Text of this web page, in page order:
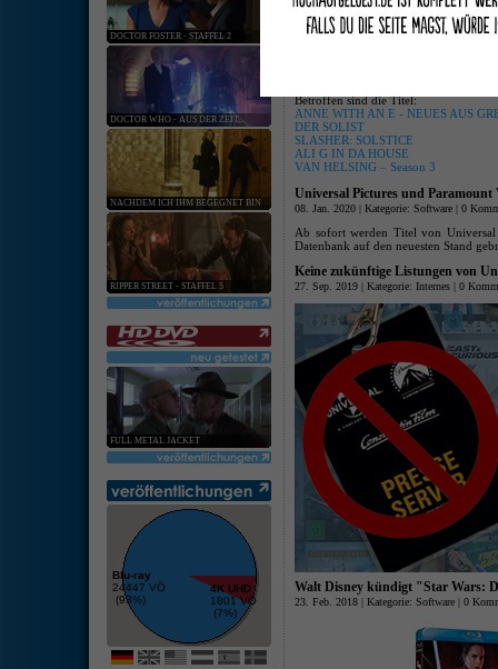
DOCTOR FOSTER - STAFFEL 2
DOCTOR WHO - AUS DER ZEIT...
NACHDEM ICH IHM BEGEGNET BIN
RIPPER STREET - STAFFEL 5
FULL METAL JACKET
Blu-ray
24447 VÖ
(93%)
4K UHD
1801 VÖ
(7%)
Starttermin-Verschiebung für
19. Mär. 2020 | Kategorie:Software| 0
Betroffen sind die Titel:
ANNE WITH AN E - NEUES AUS
DER SOLIST
SLASHER: SOLSTICE
ALI G IN DA HOUSE
VAN HELSING – Season 3
Universal Pictures und Paramount
08. Jan. 2020 | Kategorie: Software | 0
Ab sofort werden Titel von
Datenbank auf den neuesten Stand
Keine zukünftige Listungen von
27. Sep. 2019 | Kategorie: Internes | 0
Walt Disney kündigt "Star Wars:
23. Feb. 2018 | Kategorie: Software | 0